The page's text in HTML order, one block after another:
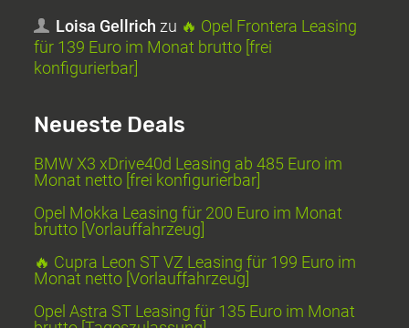
Loisa Gellrich zu 🔥 Opel Frontera Leasing
für 139 Euro im Monat brutto [frei
konfigurierbar]
Neueste Deals
BMW X3 xDrive40d Leasing ab 485 Euro im
Monat netto [frei konfigurierbar]
Opel Mokka Leasing für 200 Euro im Monat
brutto [Vorlauffahrzeug]
🔥 Cupra Leon ST VZ Leasing für 199 Euro im
Monat netto [Vorlauffahrzeug]
Opel Astra ST Leasing für 135 Euro im Monat